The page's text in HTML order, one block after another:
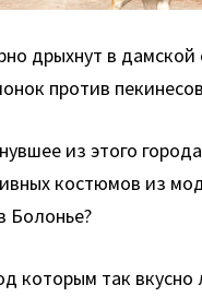
дрыхнут в
против
из этого
костюмов из
Болонье?
которым так